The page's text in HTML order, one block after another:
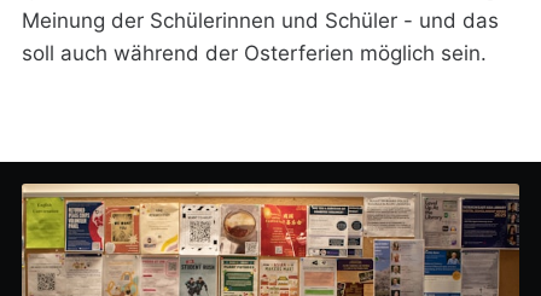
Meinung der Schülerinnen und Schüler - und das
soll auch während der Osterferien möglich sein.